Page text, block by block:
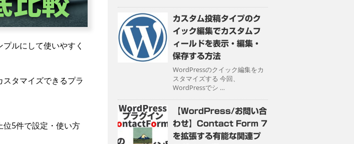
ルにして使いやすく
タマイズできるプラ
位5件で設定・使い方
カスタム投稿タイプのク
イック編集でカスタムフ
ィールドを表示・編集・
保存する方法
WordPressのクイック編集をカ
スタマイズする 今回、
WordPressでシ …
【WordPress/お問い合
わせ】Contact Form 7
を拡張する有能な関連プ